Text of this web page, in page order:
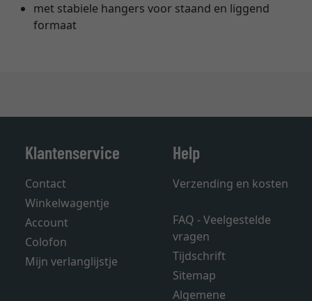
met stabiele hangers voor staand en liggend
formaat
Klantenservice
Contact
Winkelwagentje
Account
Colofon
Mijn verlanglijstje
Help
Verzending en kosten
FAQ - Veelgestelde
vragen
Tijdschrift
Sitemap
Algemene